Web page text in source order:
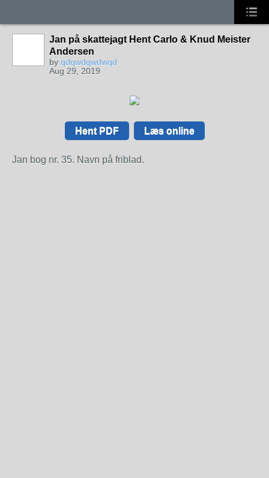
Jan på skattejagt Hent Carlo & Knud Meister
Andersen
by qdqwdqwdwqd
Aug 29, 2019
Hent PDF Læs online
Jan bog nr. 35. Navn på friblad.